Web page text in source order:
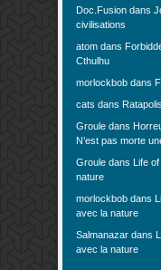
Doc.Fusion dans
civilisations
atom dans
Cthulhu
morlockbob dans
cats dans
Groule dans
N’est pas morte
Groule dans Life
nature
morlockbob dans
avec la nature
Salmanazar dans
avec la nature